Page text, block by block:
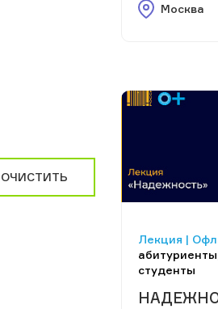
ОЧИСТИТЬ
Москва
Лекция |
студенты